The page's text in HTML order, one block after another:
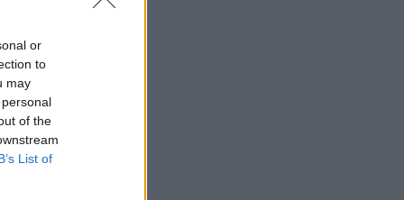
or
to
may
of the
List of